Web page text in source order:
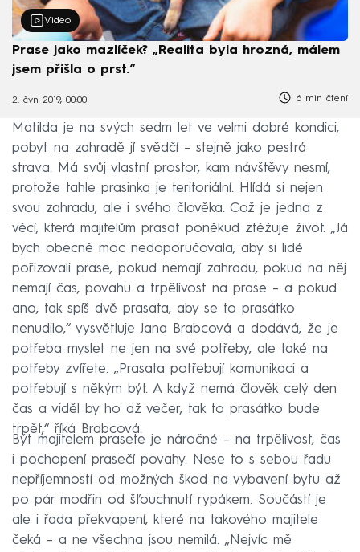
Video
Prase jako mazlíček? „Realita byla hrozná, málem
jsem přišla o prst.“
2. čvn 2019, 00:00 6 min čtení
Matilda je na svých sedm let ve velmi dobré kondici,
pobyt na zahradě jí svědčí – stejně jako pestrá
strava. Má svůj vlastní prostor, kam návštěvy nesmí,
protože tahle prasinka je teritoriální. Hlídá si nejen
svou zahradu, ale i svého člověka. Což je jedna z
věcí, která majitelům prasat poněkud ztěžuje život. „Já
bych obecně moc nedoporučovala, aby si lidé
pořizovali prase, pokud nemají zahradu, pokud na něj
nemají čas, povahu a trpělivost na prase –⁠ a pokud
ano, tak spíš dvě prasata, aby se to prasátko
nenudilo,“ vysvětluje Jana Brabcová a dodává, že je
potřeba myslet ne jen na své potřeby, ale také na
potřeby zvířete. „Prasata potřebují komunikaci a
potřebují s někým být. A když nemá člověk celý den
čas a viděl by ho až večer, tak to prasátko bude
trpět,“ říká Brabcová.
Být majitelem prasete je náročné – na trpělivost, čas
i pochopení prasečí povahy. Nese to s sebou řadu
nepříjemností od možných škod na vybavení bytu až
po pár modřin od šťouchnutí rypákem. Součástí je
ale i řada překvapení, které na takového majitele
čeká – a ne všechna jsou nemilá. „Nejvíc mě